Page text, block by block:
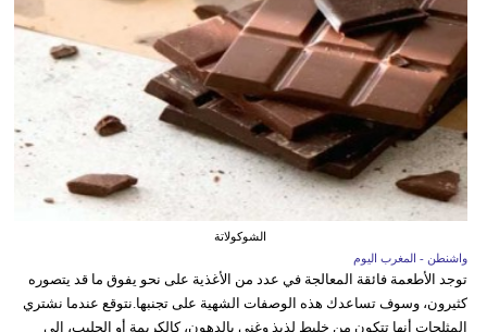
الشوكولاتة
واشنطن - المغرب اليوم
توجد الأطعمة فائقة المعالجة في عدد من الأغذية على نحو يفوق ما قد يتصوره
كثيرون، وسوف تساعدك هذه الوصفات الشهية على تجنبها.نتوقع عندما نشتري
المثلجات أنها تتكون من خليط لذيذ وغني بالدهون، كالكريمة أو الحليب، إلى